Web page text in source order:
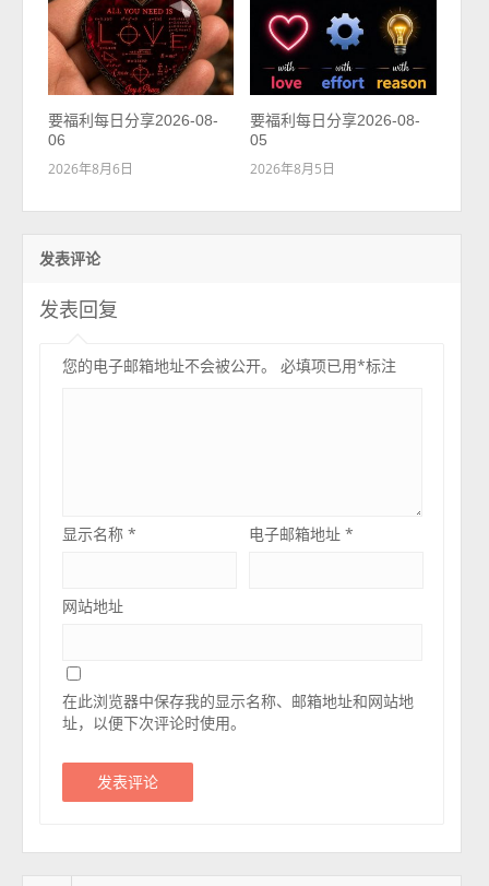
要福利每日分享2026-08-
06
2026年8月6日
要福利每日分享2026-08-
05
2026年8月5日
发表评论
发表回复
您的电子邮箱地址不会被公开。 必填项已用*标注
显示名称* 电子邮箱地址*
网站地址
在此浏览器中保存我的显示名称、邮箱地址和网站地
址，以便下次评论时使用。